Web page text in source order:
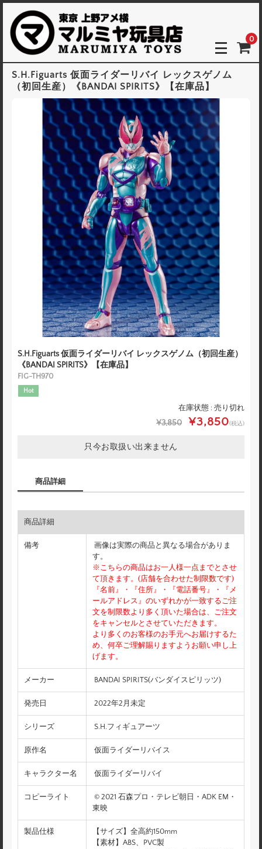
0
S.H.Figuarts 仮面ライダーリバイ レックスゲノム
（初回生産）《BANDAI SPIRITS》【在庫品】
S.H.Figuarts 仮面ライダーリバイ レックスゲノム（初回生産）
《BANDAI SPIRITS》【在庫品】
FIG-TH970
Hot
在庫状態 : 売り切れ
¥3,850 ¥3,850(税込)
只今お取扱い出来ません
商品詳細
商品詳細
備考
画像は実際の商品と異なる場合がありま
す。
※こちらの商品はお一人様一点までとさせ
て頂きます。(店舗を合わせた制限数です)
『名前』・『住所』・『電話番号』・『メ
ールアドレス』のいずれかが一致するご注
文を制限数より多く頂いた場合は、ご注文
をキャンセルとさせていただきます。
より多くのお客様のお手元へお届けするた
め、何卒ご理解賜りますようお願い申し上
げます。
メーカー BANDAI SPIRITS(バンダイスピリッツ)
発売日 2022年2月未定
シリーズ S.H.フィギュアーツ
原作名 仮面ライダーリバイス
キャラクター名 仮面ライダーリバイ
コピーライト
© 2021 石森プロ・テレビ朝日・ADK EM・
東映
製品仕様
【サイズ】全高約150mm
【素材】ABS、PVC製